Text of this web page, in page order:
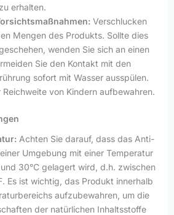
erhalten.
Verschlucken
Mengen des Produkts. Sollte dies
wenden Sie sich an einen
Sie den Kontakt mit den
sofort mit Wasser ausspülen.
von Kindern aufbewahren.
Achten Sie darauf, dass das Anti-
Umgebung mit einer Temperatur
30°C gelagert wird, d.h. zwischen
Es ist wichtig, das Produkt innerhalb
aufzubewahren, um die
der natürlichen Inhaltsstoffe